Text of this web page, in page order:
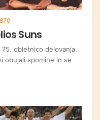
Suns
75. obletnico delovanja.
obujali spomine in se